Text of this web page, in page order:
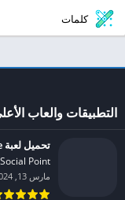
كلمات
التطبيقات والعاب
تحميل لعبة Dragon City Mobile مهكرة للاندرويد 2024
Social Point‏
مارس 13, 2024